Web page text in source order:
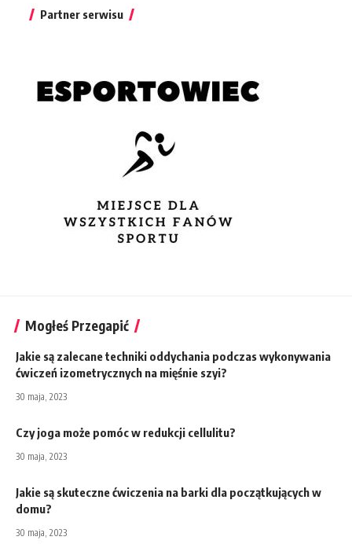
Partner serwisu
Mogłeś Przegapić
Jakie są zalecane techniki oddychania podczas wykonywania
ćwiczeń izometrycznych na mięśnie szyi?
30 maja, 2023
Czy joga może pomóc w redukcji cellulitu?
30 maja, 2023
Jakie są skuteczne ćwiczenia na barki dla początkujących w
domu?
30 maja, 2023